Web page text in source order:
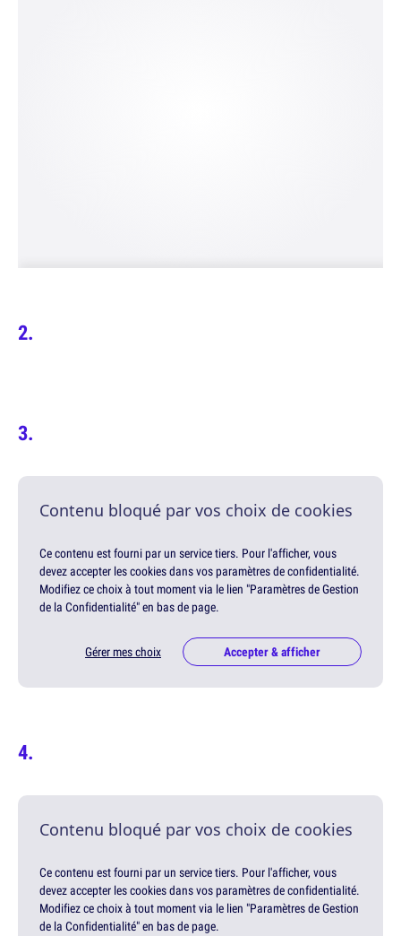
Contenu bloqué par vos choix de cookies
Ce contenu est fourni par un service tiers. Pour l'afficher, vous
devez accepter les cookies dans vos paramètres de confidentialité.
Modifiez ce choix à tout moment via le lien "Paramètres de Gestion
de la Confidentialité" en bas de page.
Gérer mes choix Accepter & afficher
Contenu bloqué par vos choix de cookies
Ce contenu est fourni par un service tiers. Pour l'afficher, vous
devez accepter les cookies dans vos paramètres de confidentialité.
Modifiez ce choix à tout moment via le lien "Paramètres de Gestion
de la Confidentialité" en bas de page.